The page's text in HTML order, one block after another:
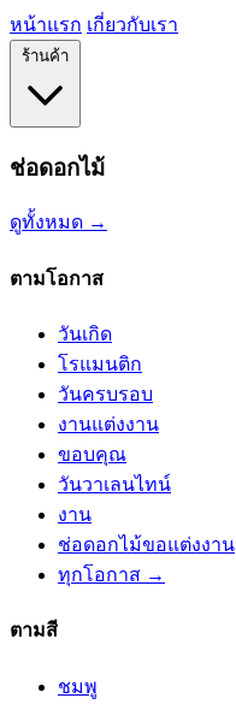
หน้าแรก เกี่ยวกับเรา
ร้านค้า
ช่อดอกไม้
ดูทั้งหมด →
ตามโอกาส
วันเกิด
โรแมนติก
วันครบรอบ
งานแต่งงาน
ขอบคุณ
วันวาเลนไทน์
งาน
ช่อดอกไม้ขอแต่งงาน
ทุกโอกาส →
ตามสี
ชมพู